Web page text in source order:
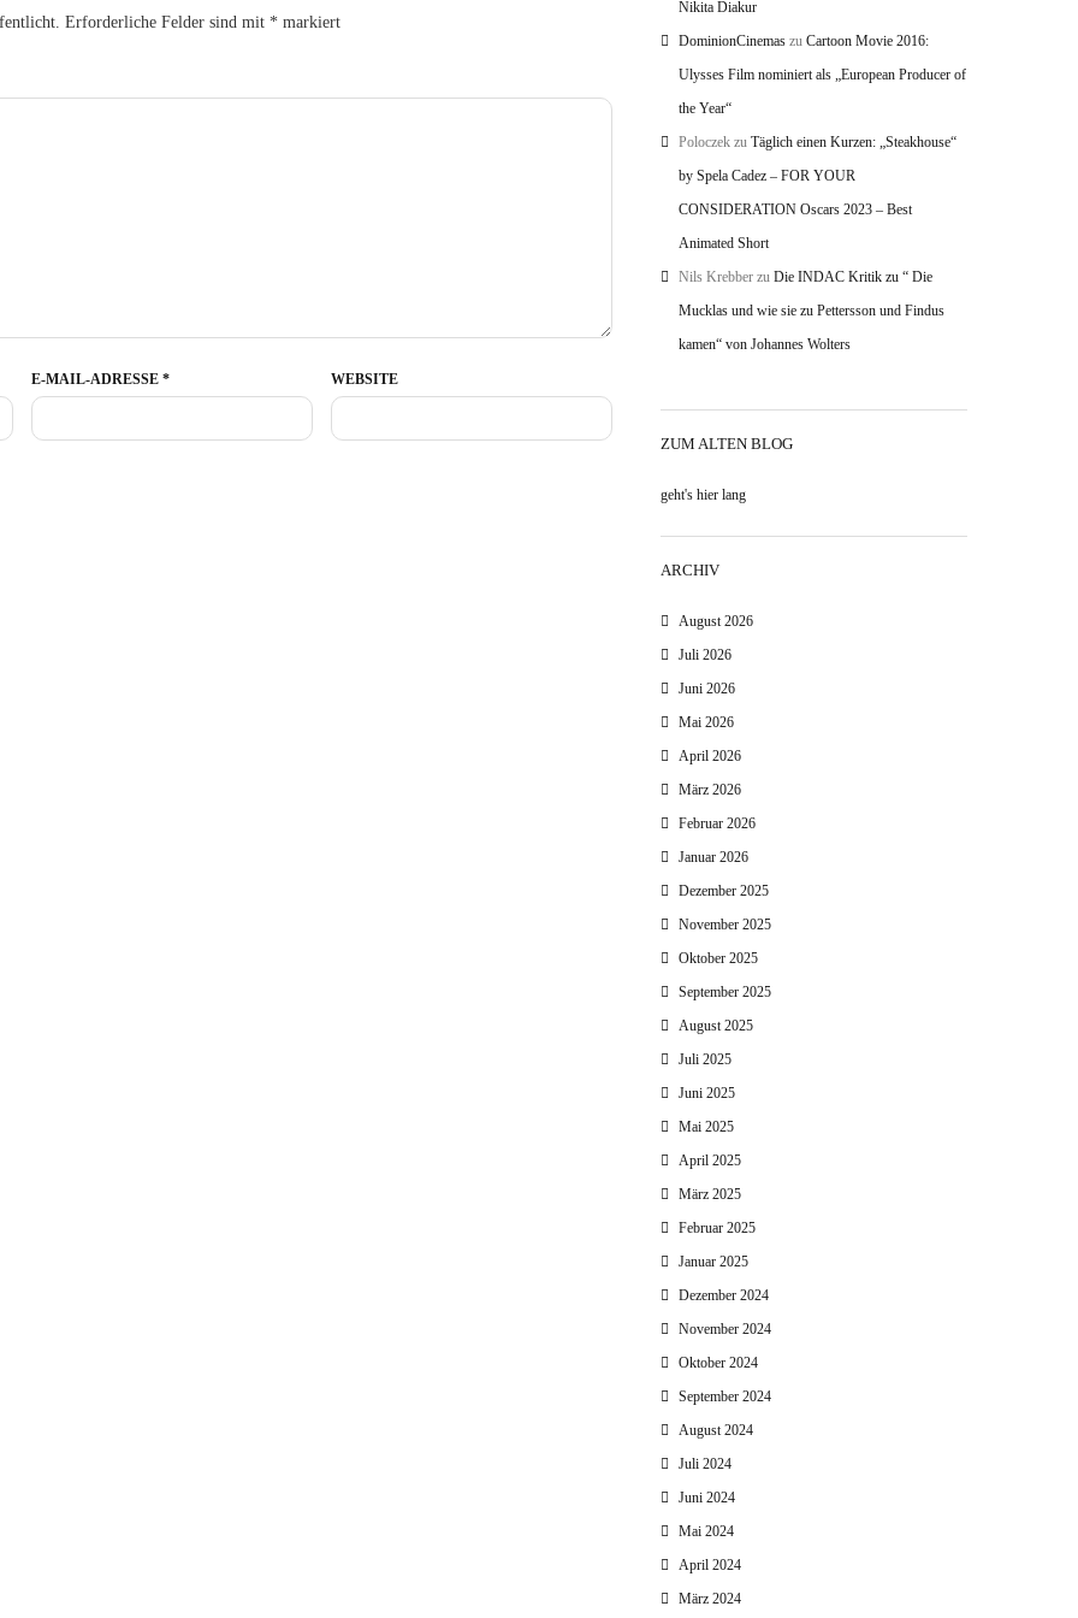
Erforderliche Felder sind mit *markiert
E-MAIL-ADRESSE * WEBSITE
Nikita Diakur
DominionCinemas zu Cartoon Movie 2016:
Ulysses Film nominiert als „European Producer of
the Year“
Poloczek zu Täglich einen Kurzen: „Steakhouse“
by Spela Cadez – FOR YOUR
CONSIDERATION Oscars 2023 – Best
Animated Short
Nils Krebber zu Die INDAC Kritik zu “ Die
Mucklas und wie sie zu Pettersson und Findus
kamen“ von Johannes Wolters
ZUM ALTEN BLOG
geht's hier lang
ARCHIV
August 2026
Juli 2026
Juni 2026
Mai 2026
April 2026
März 2026
Februar 2026
Januar 2026
Dezember 2025
November 2025
Oktober 2025
September 2025
August 2025
Juli 2025
Juni 2025
Mai 2025
April 2025
März 2025
Februar 2025
Januar 2025
Dezember 2024
November 2024
Oktober 2024
September 2024
August 2024
Juli 2024
Juni 2024
Mai 2024
April 2024
März 2024